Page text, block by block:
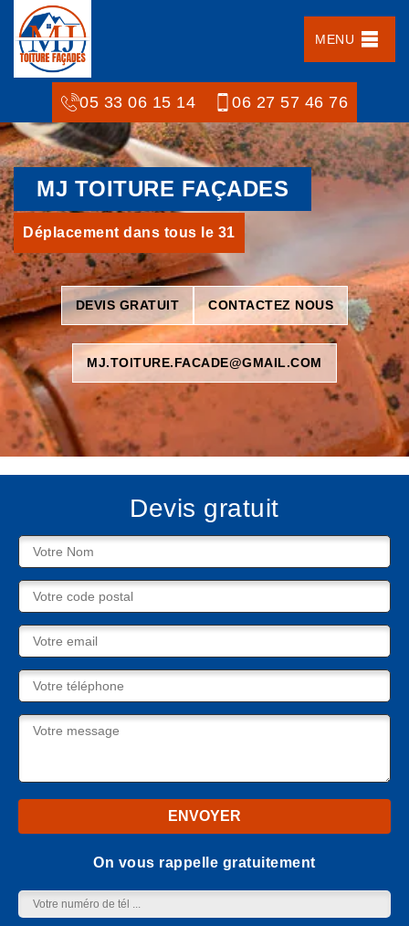
MENU
05 33 06 15 14 06 27 57 46 76
MJ TOITURE FAÇADES
Déplacement dans tous le 31
DEVIS GRATUIT CONTACTEZ NOUS
MJ.TOITURE.FACADE@GMAIL.COM
Devis gratuit
On vous rappelle gratuitement